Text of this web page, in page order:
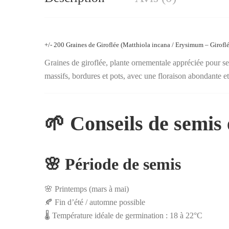
Graines de giroflée, plante ornementale appréciée pour
massifs, bordures et pots, avec une floraison abondante
🌱 Conseils de
🌸 Période de semis
🌸 Printemps (mars à mai)
🍂 Fin d’été / automne possible
🌡️ Température idéale de germination : 18 à 22°C